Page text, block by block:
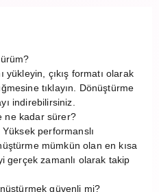
yükleyin, çıkış formatı olarak
tıklayın. Dönüştürme
indirebilirsiniz.
ne kadar sürer?
Yüksek performanslı
mümkün olan en kısa
gerçek zamanlı olarak takip
güvenli mi?